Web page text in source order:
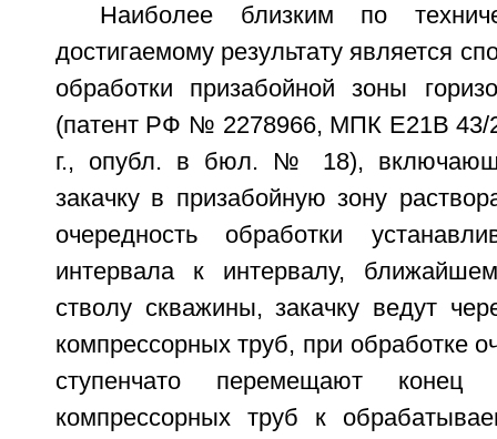
Наиболее близким по
достигаемому результату является
обработки призабойной зоны
(патент РФ № 2278966, МПК E21B 43/
г., опубл. в бюл. № 18),
закачку в призабойную зону
очередность обработки
интервала к интервалу,
стволу скважины, закачку ведут
компрессорных труб, при обработке
ступенчато перемещают конец
компрессорных труб к